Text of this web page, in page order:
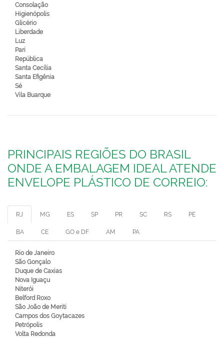
Consolação
Higienópolis
Glicério
Liberdade
Luz
Pari
República
Santa Cecília
Santa Efigênia
Sé
Vila Buarque
PRINCIPAIS REGIÕES DO BRASIL
ONDE A EMBALAGEM IDEAL ATENDE
ENVELOPE PLÁSTICO DE CORREIO:
RJ MG ES SP PR SC RS PE
BA CE GO e DF AM PA
Rio de Janeiro
São Gonçalo
Duque de Caxias
Nova Iguaçu
Niterói
Belford Roxo
São João de Meriti
Campos dos Goytacazes
Petrópolis
Volta Redonda